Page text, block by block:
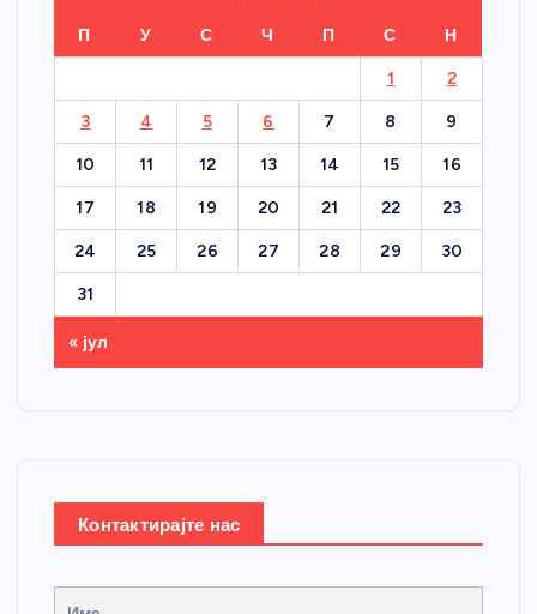
П У С Ч П С Н
1 2
3 4 5 6 7 8 9
10 11 12 13 14 15 16
17 18 19 20 21 22 23
24 25 26 27 28 29 30
31
« јул
Контактирајте нас